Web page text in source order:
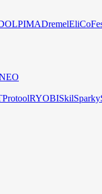
DremelEliCo
ProtoolRYOBISkilSparky